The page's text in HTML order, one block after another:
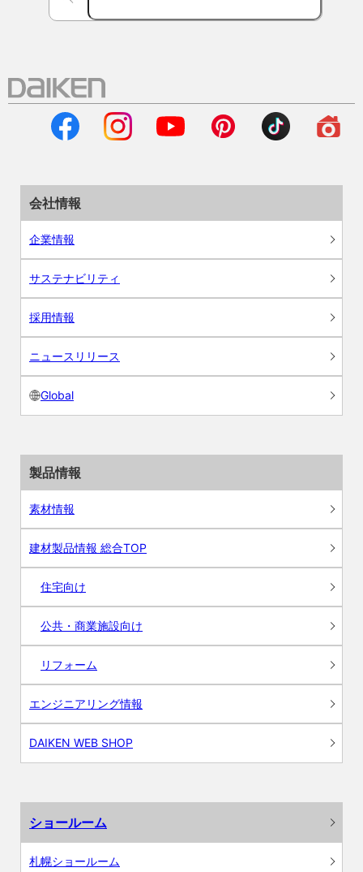
会社情報
企業情報
サステナビリティ
採用情報
ニュースリリース
Global
製品情報
素材情報
建材製品情報 総合TOP
住宅向け
公共・商業施設向け
リフォーム
エンジニアリング情報
DAIKEN WEB SHOP
ショールーム
札幌ショールーム